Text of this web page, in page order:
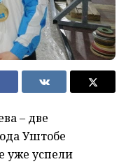
– две
Уштобе
уже успели